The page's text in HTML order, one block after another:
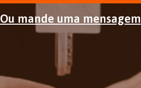
Ou mande uma mensagem